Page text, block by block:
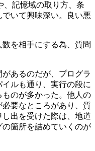
、記憶域の取り方、条
いて興味深い。良い悪
を相手にする為、質問
あるのだが、プログラ
ルも通り、実行の段に
のが多かった。他人の
要なところがあり、質
出を受けた際は、地道
箇所を詰めていくのが